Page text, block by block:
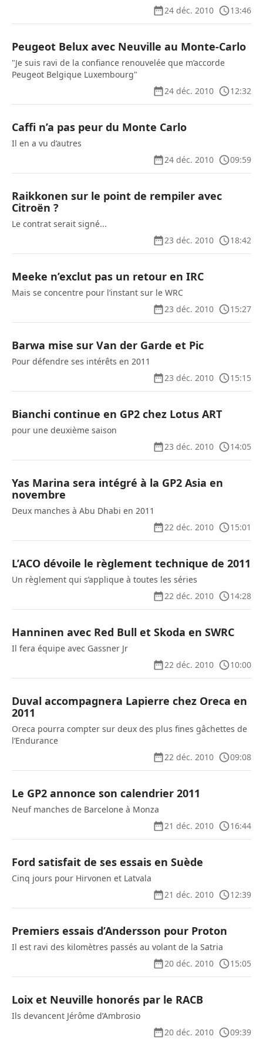
24 déc. 2010
13:46
Peugeot Belux avec Neuville au Monte-Carlo
"Je suis ravi de la confiance renouvelée que m’accorde
Peugeot Belgique Luxembourg"
24 déc. 2010
12:32
Caffi n’a pas peur du Monte Carlo
Il en a vu d’autres
24 déc. 2010
09:59
Raikkonen sur le point de rempiler avec
Citroën ?
Le contrat serait signé...
23 déc. 2010
18:42
Meeke n’exclut pas un retour en IRC
Mais se concentre pour l’instant sur le WRC
23 déc. 2010
15:27
Barwa mise sur Van der Garde et Pic
Pour défendre ses intérêts en 2011
23 déc. 2010
15:15
Bianchi continue en GP2 chez Lotus ART
pour une deuxième saison
23 déc. 2010
14:05
Yas Marina sera intégré à la GP2 Asia en
novembre
Deux manches à Abu Dhabi en 2011
22 déc. 2010
15:01
L’ACO dévoile le règlement technique de 2011
Un règlement qui s’applique à toutes les séries
22 déc. 2010
14:28
Hanninen avec Red Bull et Skoda en SWRC
Il fera équipe avec Gassner Jr
22 déc. 2010
10:00
Duval accompagnera Lapierre chez Oreca en
2011
Oreca pourra compter sur deux des plus fines gâchettes de
l’Endurance
22 déc. 2010
09:08
Le GP2 annonce son calendrier 2011
Neuf manches de Barcelone à Monza
21 déc. 2010
16:44
Ford satisfait de ses essais en Suède
Cinq jours pour Hirvonen et Latvala
21 déc. 2010
12:39
Premiers essais d’Andersson pour Proton
Il est ravi des kilomètres passés au volant de la Satria
20 déc. 2010
15:05
Loix et Neuville honorés par le RACB
Ils devancent Jérôme d’Ambrosio
20 déc. 2010
09:39